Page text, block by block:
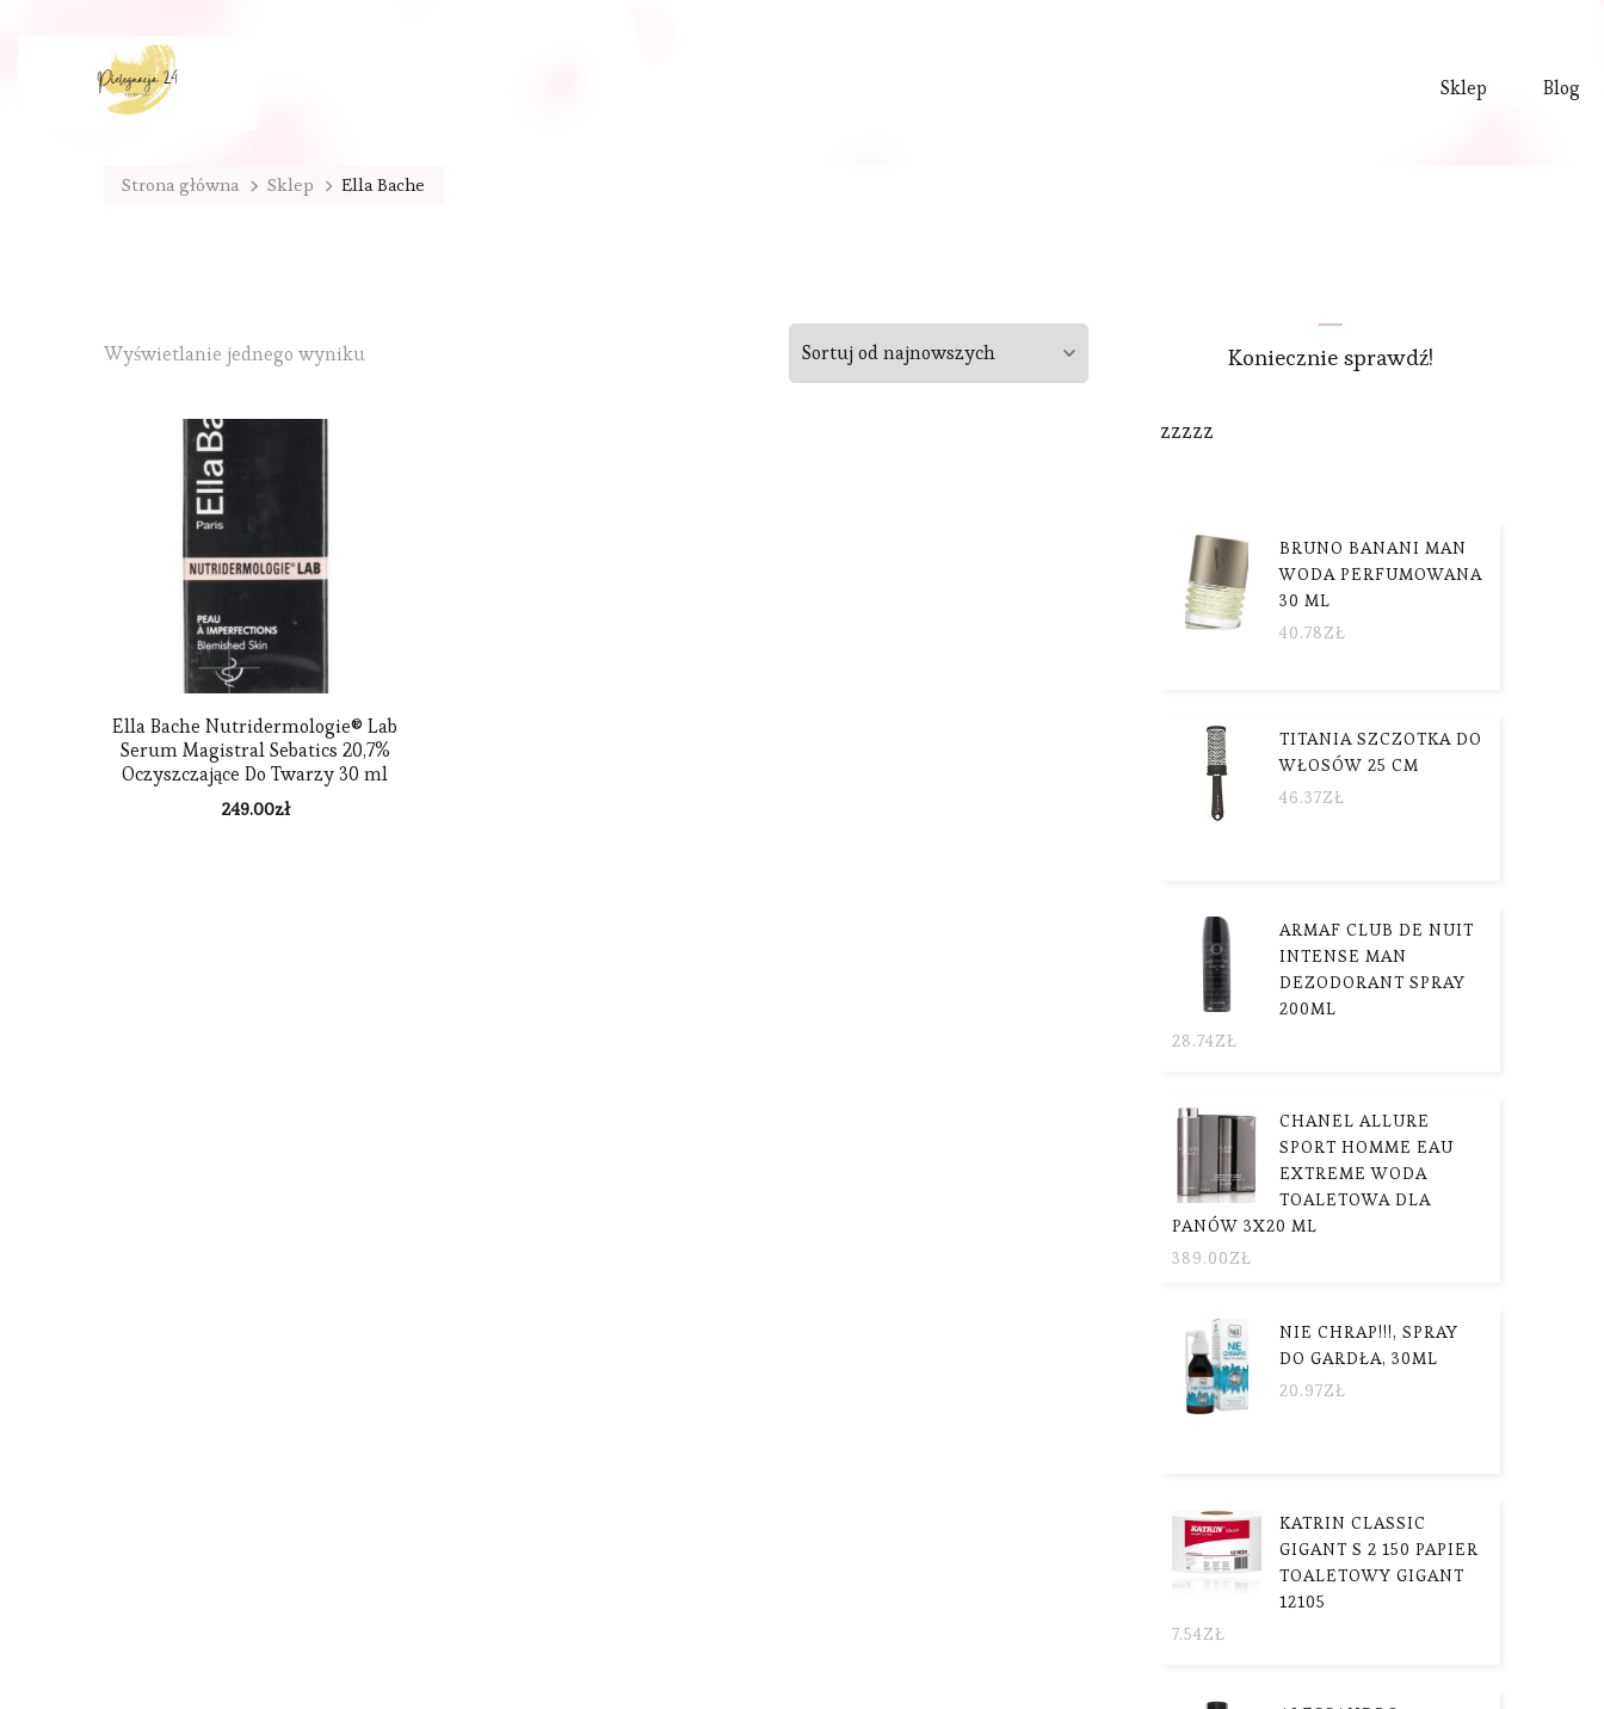
Sklep Blog
Strona główna Sklep Ella Bache
Wyświetlanie jednego wyniku
Ella Bache Nutridermologie® Lab
Serum Magistral Sebatics 20,7%
Oczyszczające Do Twarzy 30 ml
249.00zł
Koniecznie sprawdź!
zzzzz
BRUNO BANANI MAN
WODA PERFUMOWANA
30 ML
40.78ZŁ
TITANIA SZCZOTKA DO
WŁOSÓW 25 CM
46.37ZŁ
ARMAF CLUB DE NUIT
INTENSE MAN
DEZODORANT SPRAY
200ML
28.74ZŁ
CHANEL ALLURE
SPORT HOMME EAU
EXTREME WODA
TOALETOWA DLA
PANÓW 3X20 ML
389.00ZŁ
NIE CHRAP!!!, SPRAY
DO GARDŁA, 30ML
20.97ZŁ
KATRIN CLASSIC
GIGANT S 2 150 PAPIER
TOALETOWY GIGANT
12105
7.54ZŁ